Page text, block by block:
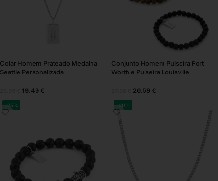
Colar Homem Prateado Medalha
Seattle Personalizada
19.49 €
Conjunto Homem Pulseira Fort
Worth e Pulseira Louisville
26.59 €
-25% -30%